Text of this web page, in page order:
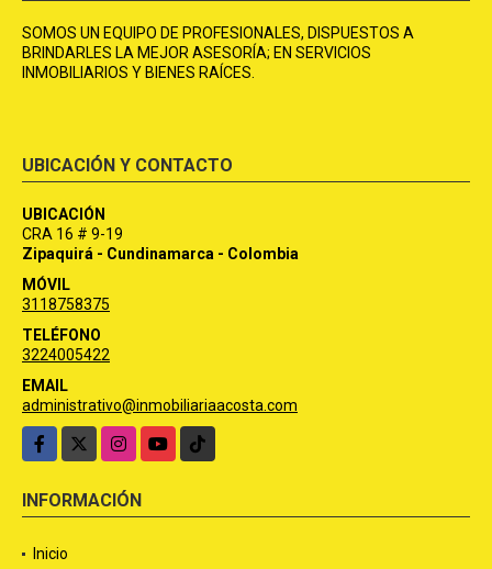
SOMOS UN EQUIPO DE PROFESIONALES, DISPUESTOS A
BRINDARLES LA MEJOR ASESORÍA; EN SERVICIOS
INMOBILIARIOS Y BIENES RAÍCES.
UBICACIÓN Y CONTACTO
UBICACIÓN
CRA 16 # 9-19
Zipaquirá - Cundinamarca - Colombia
MÓVIL
3118758375
TELÉFONO
3224005422
EMAIL
administrativo@inmobiliariaacosta.com
Facebook
InstagramYouTubeTikTok
INFORMACIÓN
Inicio